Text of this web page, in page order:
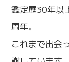
鑑定歴30年以
周年。
これまで出会